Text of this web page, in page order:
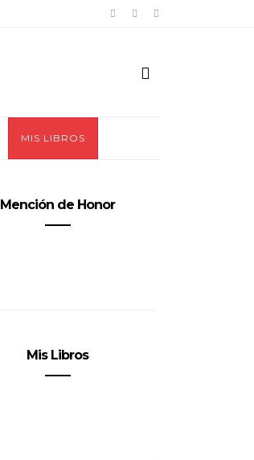
MIS LIBROS
Mención de Honor
Mis Libros